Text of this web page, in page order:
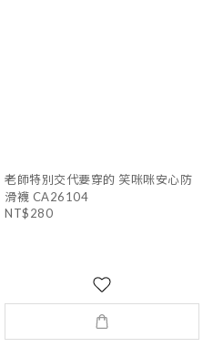
老師特別交代要穿的 笑咪咪安心防
滑襪 CA26104
NT$280